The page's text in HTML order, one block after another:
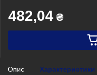
482,04 ₴
Опис Характеристики